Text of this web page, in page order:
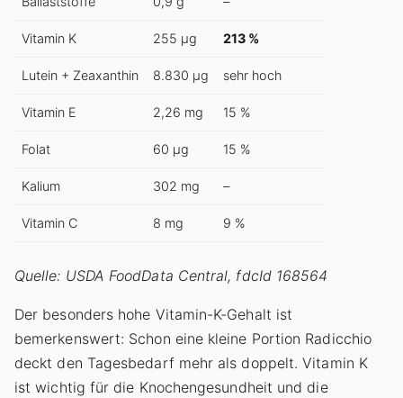
Vitamin K 255 µg 213 %
Lutein + Zeaxanthin 8.830 µg sehr hoch
Vitamin E 2,26 mg 15 %
Folat 60 µg 15 %
Kalium 302 mg –
Vitamin C 8 mg 9 %
Quelle: USDA FoodData Central, fdcId 168564
Der besonders hohe Vitamin-K-Gehalt ist
bemerkenswert: Schon eine kleine Portion Radicchio
deckt den Tagesbedarf mehr als doppelt. Vitamin K
ist wichtig für die Knochengesundheit und die